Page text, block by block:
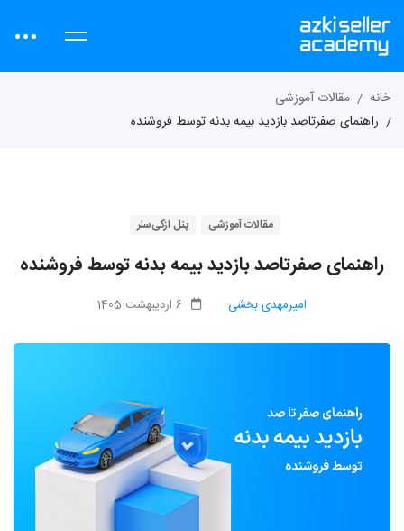
خانه
مقالات آموزشی
راهنمای صفرتاصد بازدید بیمه بدنه توسط فروشنده
مقالات آموزشی پنل ازکی‌سلر
راهنمای صفرتاصد بازدید بیمه بدنه توسط فروشنده
امیرمهدی بخشی 6 اردیبهشت 1405